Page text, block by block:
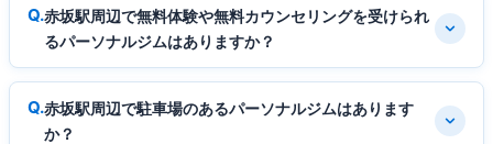
赤坂駅周辺で無料体験や無料カウンセリングを受けられ
るパーソナルジムはありますか？
赤坂駅周辺で駐車場のあるパーソナルジムはあります
か？